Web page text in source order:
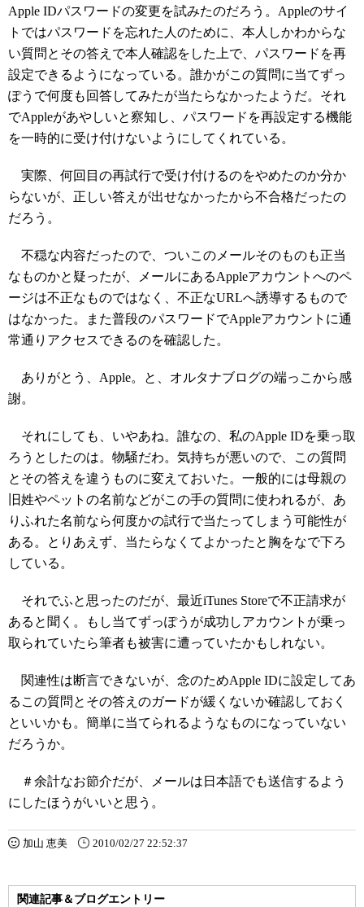
Apple IDパスワードの変更を試みたのだろう。Appleのサイ
トではパスワードを忘れた人のために、本人しかわからな
い質問とその答えで本人確認をした上で、パスワードを再
設定できるようになっている。誰かがこの質問に当てずっ
ぽうで何度も回答してみたが当たらなかったようだ。それ
でAppleがあやしいと察知し、パスワードを再設定する機能
を一時的に受け付けないようにしてくれている。
実際、何回目の再試行で受け付けるのをやめたのか分か
らないが、正しい答えが出せなかったから不合格だったの
だろう。
不穏な内容だったので、ついこのメールそのものも正当
なものかと疑ったが、メールにあるAppleアカウントへのペ
ージは不正なものではなく、不正なURLへ誘導するもので
はなかった。また普段のパスワードでAppleアカウントに通
常通りアクセスできるのを確認した。
ありがとう、Apple。と、オルタナブログの端っこから感
謝。
それにしても、いやあね。誰なの、私のApple IDを乗っ取
ろうとしたのは。物騒だわ。気持ちが悪いので、この質問
とその答えを違うものに変えておいた。一般的には母親の
旧姓やペットの名前などがこの手の質問に使われるが、あ
りふれた名前なら何度かの試行で当たってしまう可能性が
ある。とりあえず、当たらなくてよかったと胸をなで下ろ
している。
それでふと思ったのだが、最近iTunes Storeで不正請求が
あると聞く。もし当てずっぽうが成功しアカウントが乗っ
取られていたら筆者も被害に遭っていたかもしれない。
関連性は断言できないが、念のためApple IDに設定してあ
るこの質問とその答えのガードが緩くないか確認しておく
といいかも。簡単に当てられるようなものになっていない
だろうか。
＃余計なお節介だが、メールは日本語でも送信するよう
にしたほうがいいと思う。
加山 恵美 2010/02/27 22:52:37
関連記事＆ブログエントリー